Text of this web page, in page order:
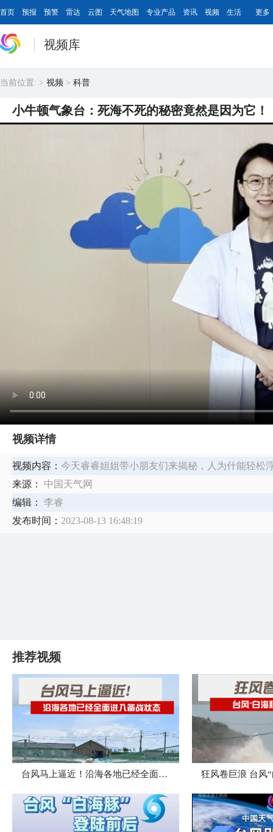
首页 预报 预警 雷达 云图 天气地图 专业产品 资讯 视频 生活 更多
视频库
当前位置: > 视频 > 科普
小牛顿气象台：死海不死的秘密竟然是因为它！
视频详情
视频内容： 今天睿睿姐姐带小朋友们来揭秘，人为什能轻松
来源：
中国天气网
编辑：
李睿
发布时间： 2023-08-13 16:48:19
推荐视频
台风马上逼近！沿海各地已经全面进入备战状态